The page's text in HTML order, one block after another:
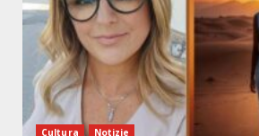
Cultura Notizie